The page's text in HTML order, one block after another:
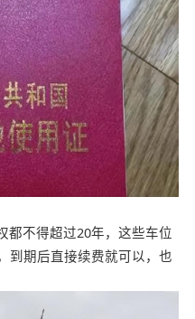
都不得超过20年，这些车位
到期后直接续费就可以，也